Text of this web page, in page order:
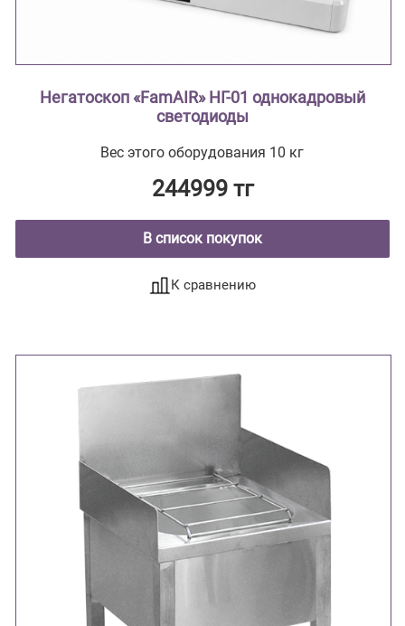
Негатоскоп «FamAIR» НГ-01 однокадровый
светодиоды
Вес этого оборудования 10 кг
244999 тг
В список покупок
К сравнению